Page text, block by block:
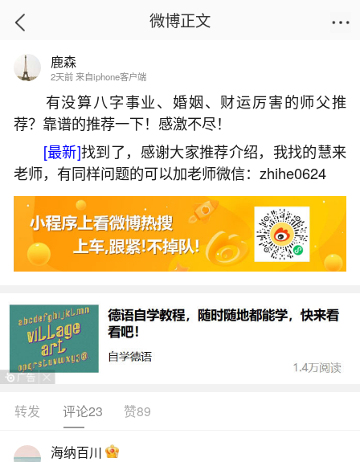
首页
给任何亡灵超度
2026-07-05 19:01:32 16 5 赞
生活中像给任何亡灵超度都是很常见的问题，
但是小问题不注意可能会引起大麻烦，下面就这个
微博正文
鹿森
2天前 来自iphone客户端
有没算八字事业、婚姻、财运厉害的师父推
荐？靠谱的推荐一下！感激不尽！
[最新]找到了，感谢大家推荐介绍，我找的慧来
老师，有同样问题的可以加老师微信：zhihe0624
转发 评论23 赞89
海纳百川